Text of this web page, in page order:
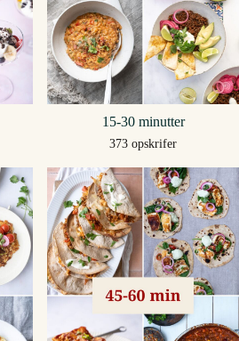
15-30 minutter
373 opskrifer